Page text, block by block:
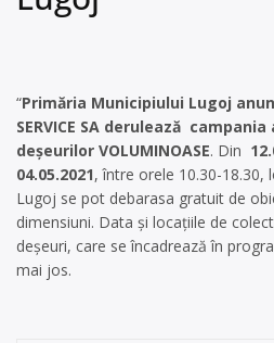
“Primăria Municipiului Lugoj
SERVICE SA derulează
deșeurilor VOLUMINOASE. Din
04.05.2021, între orele 10.30-18.30,
Lugoj se pot debarasa gratuit de
dimensiuni. Data și locațiile de
deșeuri, care se încadrează în
mai jos.